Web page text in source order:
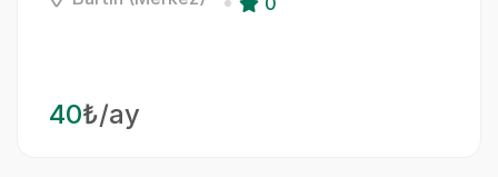
40₺/ay